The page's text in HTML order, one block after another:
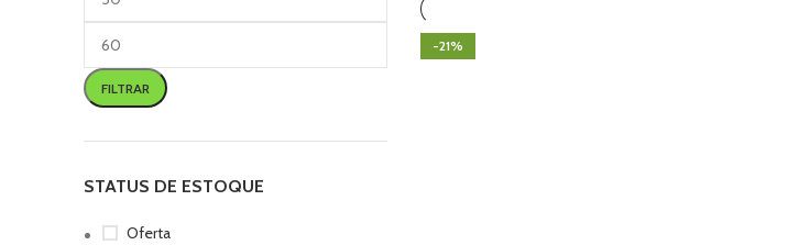
FILTRAR
STATUS DE ESTOQUE
Oferta
-21%